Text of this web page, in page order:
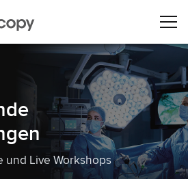
und Live Workshops